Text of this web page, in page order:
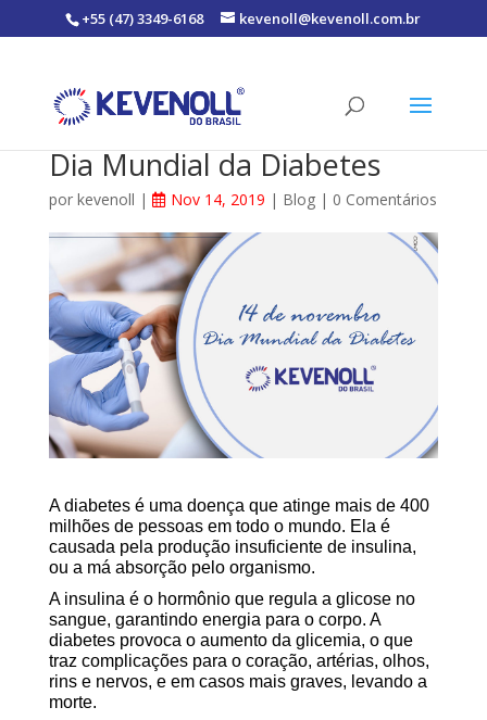
+55 (47) 3349-6168 kevenoll@kevenoll.com.br
Dia Mundial da Diabetes
por kevenoll | Nov 14, 2019 | Blog| 0 Comentários
A diabetes é uma doença que atinge mais de 400
milhões de pessoas em todo o mundo. Ela é
causada pela produção insuficiente de insulina,
ou a má absorção pelo organismo.
A insulina é o hormônio que regula a glicose no
sangue, garantindo energia para o corpo. A
diabetes provoca o aumento da glicemia, o que
traz complicações para o coração, artérias, olhos,
rins e nervos, e em casos mais graves, levando a
morte.